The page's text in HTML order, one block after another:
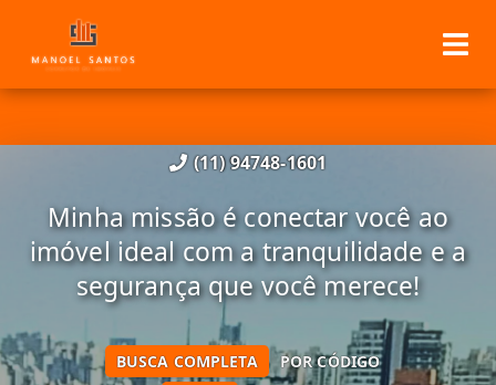
(11) 94748-1601
Minha missão é conectar você ao
imóvel ideal com a tranquilidade e a
segurança que você merece!
BUSCA COMPLETA POR CÓDIGO